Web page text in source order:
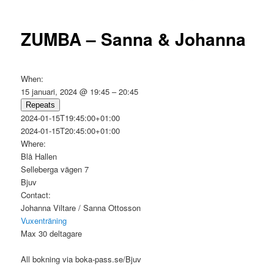
ZUMBA – Sanna & Johanna
Google Maps lästes inte in korrekt på sidan.
Äger du denna webbplats?
When:
15 januari, 2024 @ 19:45 – 20:45
Repeats
2024-01-15T19:45:00+01:00
2024-01-15T20:45:00+01:00
Where:
Blå Hallen
Selleberga vägen 7
Bjuv
Contact:
Johanna Viltare / Sanna Ottosson
Vuxenträning
Max 30 deltagare
All bokning via boka-pass.se/Bjuv